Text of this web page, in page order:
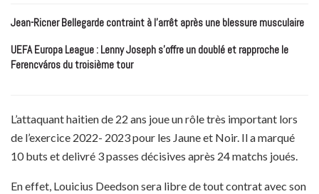
Jean-Ricner Bellegarde contraint à l’arrêt après une blessure musculaire
UEFA Europa League : Lenny Joseph s’offre un doublé et rapproche le
Ferencváros du troisième tour
L’attaquant haitien de 22 ans joue un rôle très important lors
de l’exercice 2022- 2023 pour les Jaune et Noir. Il a marqué
10 buts et delivré 3 passes décisives après 24 matchs joués.
En effet, Louicius Deedson sera libre de tout contrat avec son